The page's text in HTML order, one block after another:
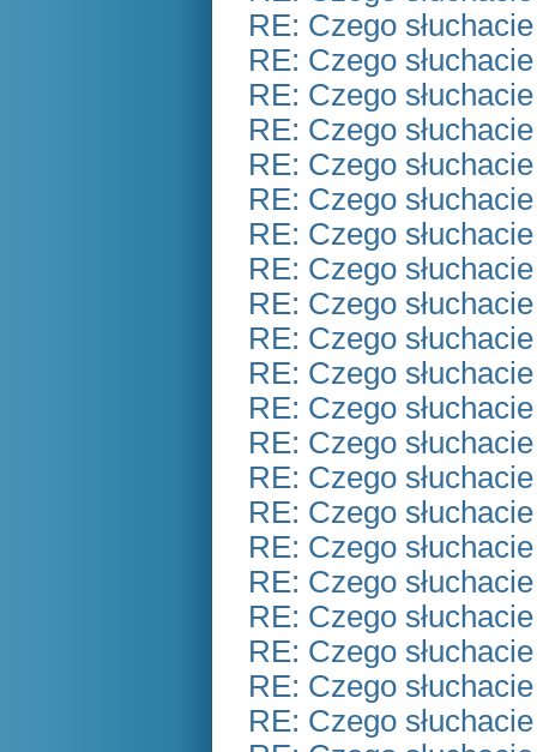
RE: Czego
RE: Czego
RE: Czego
RE: Czego
RE: Czego
RE: Czego
RE: Czego
RE: Czego
RE: Czego
RE: Czego
RE: Czego
RE: Czego
RE: Czego
RE: Czego
RE: Czego
RE: Czego
RE: Czego
RE: Czego
RE: Czego
RE: Czego
RE: Czego